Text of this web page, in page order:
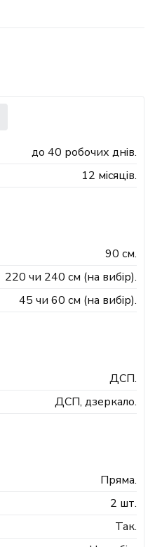
до 40 робочих днів.
12 місяців.
90 см.
220 чи 240 см (на вибір).
45 чи 60 см (на вибір).
ДСП.
ДСП, дзеркало.
Пряма.
2 шт.
Так.